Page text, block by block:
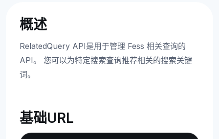
概述
RelatedQuery API是用于管理 Fess 相关查询的
API。 您可以为特定搜索查询推荐相关的搜索关键
词。
基础URL